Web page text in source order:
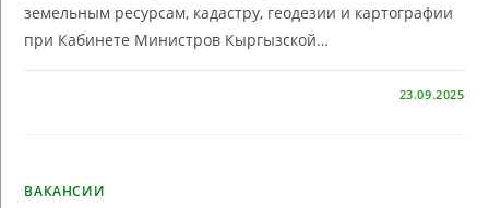
земельным ресурсам, кадастру, геодезии и картографии
при Кабинете Министров Кыргызской…
23.09.2025
ВАКАНСИИ